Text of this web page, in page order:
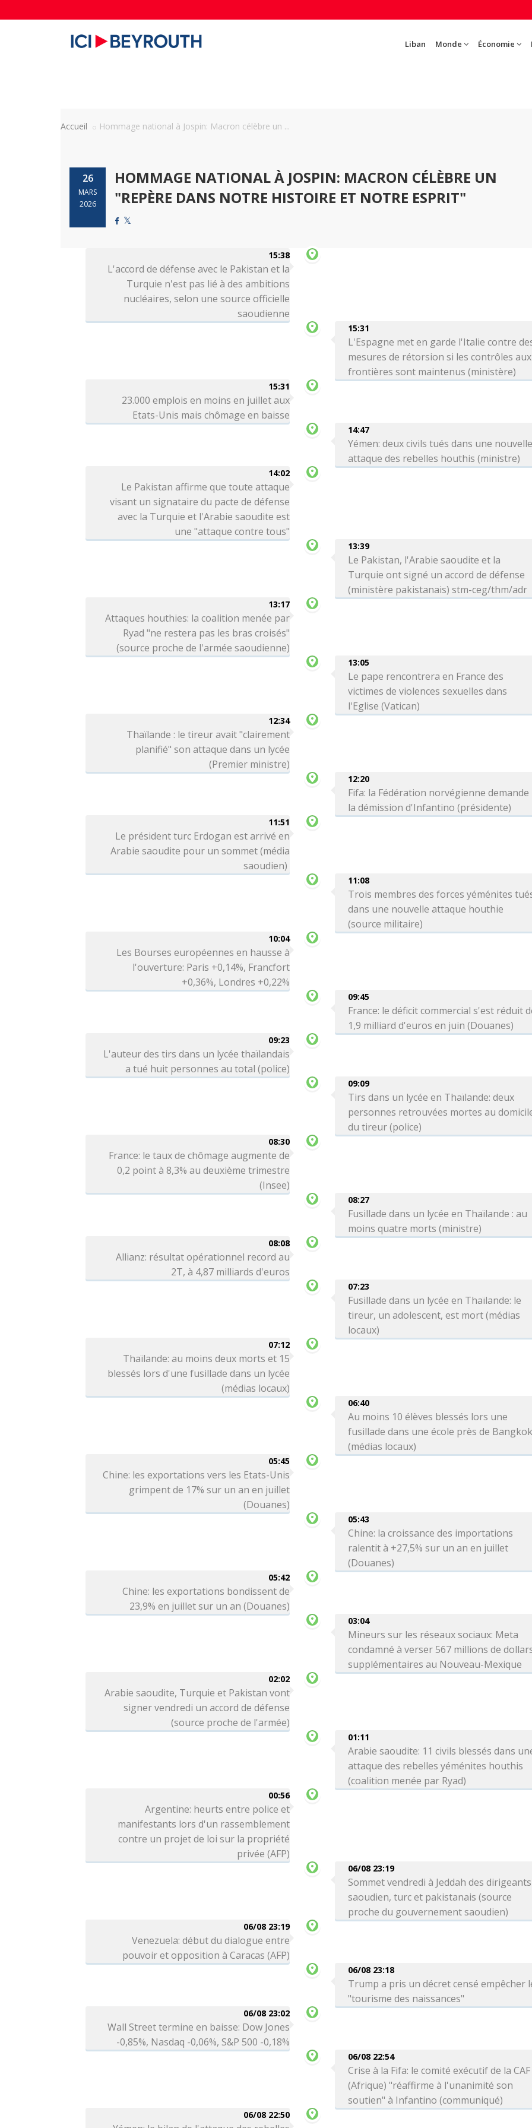
Liban Monde Économie
Accueil Hommage national à Jospin: Macron célèbre un ...
26
MARS
2026
HOMMAGE NATIONAL À JOSPIN: MACRON CÉLÈBRE UN
"REPÈRE DANS NOTRE HISTOIRE ET NOTRE ESPRIT"
15:38
L'accord de défense avec le Pakistan et la
Turquie n'est pas lié à des ambitions
nucléaires, selon une source officielle
saoudienne
15:31
L'Espagne met en garde l'Italie contre
mesures de rétorsion si les contrôles aux
frontières sont maintenus (ministère)
15:31
23.000 emplois en moins en juillet aux
Etats-Unis mais chômage en baisse
14:47
Yémen: deux civils tués dans une
attaque des rebelles houthis (ministre)
14:02
Le Pakistan affirme que toute attaque
visant un signataire du pacte de défense
avec la Turquie et l'Arabie saoudite est
une "attaque contre tous"
13:39
Le Pakistan, l'Arabie saoudite et la
Turquie ont signé un accord de défense
(ministère pakistanais) stm-ceg/thm/adr
13:17
Attaques houthies: la coalition menée par
Ryad "ne restera pas les bras croisés"
(source proche de l'armée saoudienne)
13:05
Le pape rencontrera en France des
victimes de violences sexuelles dans
l'Eglise (Vatican)
12:34
Thaïlande : le tireur avait "clairement
planifié" son attaque dans un lycée
(Premier ministre)
12:20
Fifa: la Fédération norvégienne demande
la démission d'Infantino (présidente)
11:51
Le président turc Erdogan est arrivé en
Arabie saoudite pour un sommet (média
saoudien)
11:08
Trois membres des forces yéménites
dans une nouvelle attaque houthie
(source militaire)
10:04
Les Bourses européennes en hausse à
l'ouverture: Paris +0,14%, Francfort
+0,36%, Londres +0,22%
09:45
France: le déficit commercial s'est réduit
1,9 milliard d'euros en juin (Douanes)
09:23
L'auteur des tirs dans un lycée thaïlandais
a tué huit personnes au total (police)
09:09
Tirs dans un lycée en Thaïlande: deux
personnes retrouvées mortes au
du tireur (police)
08:30
France: le taux de chômage augmente de
0,2 point à 8,3% au deuxième trimestre
(Insee)
08:27
Fusillade dans un lycée en Thaïlande : au
moins quatre morts (ministre)
08:08
Allianz: résultat opérationnel record au
2T, à 4,87 milliards d'euros
07:23
Fusillade dans un lycée en Thaïlande: le
tireur, un adolescent, est mort (médias
locaux)
07:12
Thaïlande: au moins deux morts et 15
blessés lors d'une fusillade dans un lycée
(médias locaux)
06:40
Au moins 10 élèves blessés lors une
fusillade dans une école près de
(médias locaux)
05:45
Chine: les exportations vers les Etats-Unis
grimpent de 17% sur un an en juillet
(Douanes)
05:43
Chine: la croissance des importations
ralentit à +27,5% sur un an en juillet
(Douanes)
05:42
Chine: les exportations bondissent de
23,9% en juillet sur un an (Douanes)
03:04
Mineurs sur les réseaux sociaux: Meta
condamné à verser 567 millions de
supplémentaires au Nouveau-Mexique
02:02
Arabie saoudite, Turquie et Pakistan vont
signer vendredi un accord de défense
(source proche de l'armée)
01:11
Arabie saoudite: 11 civils blessés dans
attaque des rebelles yéménites houthis
(coalition menée par Ryad)
00:56
Argentine: heurts entre police et
manifestants lors d'un rassemblement
contre un projet de loi sur la propriété
privée (AFP)
06/08 23:19
Sommet vendredi à Jeddah des dirigeants
saoudien, turc et pakistanais (source
proche du gouvernement saoudien)
06/08 23:19
Venezuela: début du dialogue entre
pouvoir et opposition à Caracas (AFP)
06/08 23:18
Trump a pris un décret censé empêcher
"tourisme des naissances"
06/08 23:02
Wall Street termine en baisse: Dow Jones
-0,85%, Nasdaq -0,06%, S&P 500 -0,18%
06/08 22:54
Crise à la Fifa: le comité exécutif de la CAF
(Afrique) "réaffirme à l'unanimité son
soutien" à Infantino (communiqué)
06/08 22:50